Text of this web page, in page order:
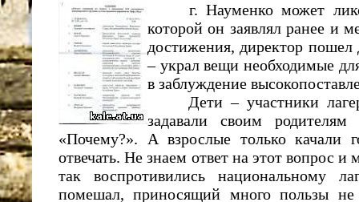
г. Науменко может
которой он заявлял ранее и
достижения, директор
– украл вещи необходимые
в заблуждение
Дети – участники
задавали своим
«Почему?». А взрослые только качали
отвечать. Не знаем ответ на этот вопрос
так воспротивились национальному
помешал, приносящий много пользы